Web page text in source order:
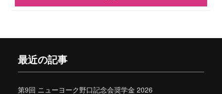
最近の記事
第9回 ニューヨーク野口記念会奨学金 2026